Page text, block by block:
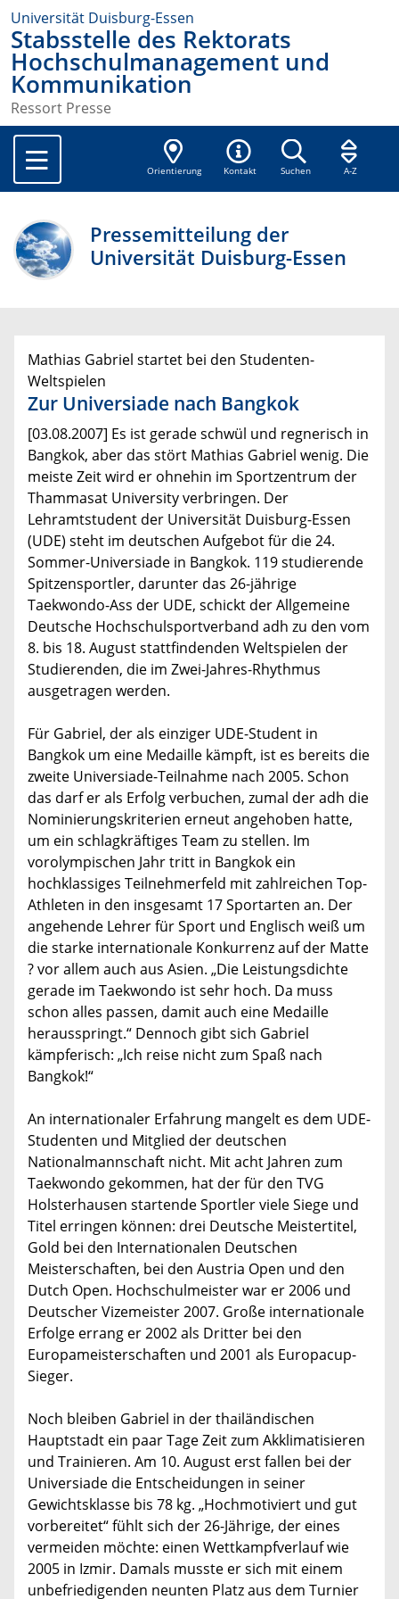
Universität Duisburg-Essen
Stabsstelle des Rektorats
Hochschulmanagement und
Kommunikation
Ressort Presse
Orientierung Kontakt Suchen A-Z
Pressemitteilung der
Universität Duisburg-Essen
Mathias Gabriel startet bei den Studenten-
Weltspielen
Zur Universiade nach Bangkok
[03.08.2007] Es ist gerade schwül und regnerisch in
Bangkok, aber das stört Mathias Gabriel wenig. Die
meiste Zeit wird er ohnehin im Sportzentrum der
Thammasat University verbringen. Der
Lehramtstudent der Universität Duisburg-Essen
(UDE) steht im deutschen Aufgebot für die 24.
Sommer-Universiade in Bangkok. 119 studierende
Spitzensportler, darunter das 26-jährige
Taekwondo-Ass der UDE, schickt der Allgemeine
Deutsche Hochschulsportverband adh zu den vom
8. bis 18. August stattfindenden Weltspielen der
Studierenden, die im Zwei-Jahres-Rhythmus
ausgetragen werden.
Für Gabriel, der als einziger UDE-Student in
Bangkok um eine Medaille kämpft, ist es bereits die
zweite Universiade-Teilnahme nach 2005. Schon
das darf er als Erfolg verbuchen, zumal der adh die
Nominierungskriterien erneut angehoben hatte,
um ein schlagkräftiges Team zu stellen. Im
vorolympischen Jahr tritt in Bangkok ein
hochklassiges Teilnehmerfeld mit zahlreichen Top-
Athleten in den insgesamt 17 Sportarten an. Der
angehende Lehrer für Sport und Englisch weiß um
die starke internationale Konkurrenz auf der Matte
? vor allem auch aus Asien. „Die Leistungsdichte
gerade im Taekwondo ist sehr hoch. Da muss
schon alles passen, damit auch eine Medaille
herausspringt.“ Dennoch gibt sich Gabriel
kämpferisch: „Ich reise nicht zum Spaß nach
Bangkok!“
An internationaler Erfahrung mangelt es dem UDE-
Studenten und Mitglied der deutschen
Nationalmannschaft nicht. Mit acht Jahren zum
Taekwondo gekommen, hat der für den TVG
Holsterhausen startende Sportler viele Siege und
Titel erringen können: drei Deutsche Meistertitel,
Gold bei den Internationalen Deutschen
Meisterschaften, bei den Austria Open und den
Dutch Open. Hochschulmeister war er 2006 und
Deutscher Vizemeister 2007. Große internationale
Erfolge errang er 2002 als Dritter bei den
Europameisterschaften und 2001 als Europacup-
Sieger.
Noch bleiben Gabriel in der thailändischen
Hauptstadt ein paar Tage Zeit zum Akklimatisieren
und Trainieren. Am 10. August erst fallen bei der
Universiade die Entscheidungen in seiner
Gewichtsklasse bis 78 kg. „Hochmotiviert und gut
vorbereitet“ fühlt sich der 26-Jährige, der eines
vermeiden möchte: einen Wettkampfverlauf wie
2005 in Izmir. Damals musste er sich mit einem
unbefriedigenden neunten Platz aus dem Turnier